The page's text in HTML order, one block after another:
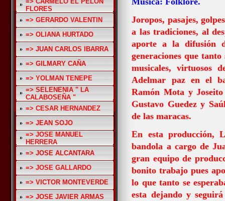
FLORES
=> GERARDO VALENTIN
=> OLIANA HURTADO
=> JUAN CARLOS IBARRA
=> GILMARY CAÑA
=> YOLMAN TENEPE
=> SELENENIA " LA
CALABOSEÑA "
=> CESAR HERNANDEZ
=> JEAN SOJO
=> JOSE MANUEL
HERRERA
=> JOSE ALCANTARA
=> JOSE GALLARDO
=> VICTOR MONTEVERDE
=> JOSE JAVIER ARMAS
Joropos, pasajes,
a las tradiciones, al
aporte a la difusión
generaciones que
musicales, virtuosos
Adelmar paz en el
Ramón Mota y
Gustavo Guedez y
de las maracas.
En esta producción,
bandola a cargo de
gran equipo de
bonito trabajo pues
lo que tanto se
esta dejando y